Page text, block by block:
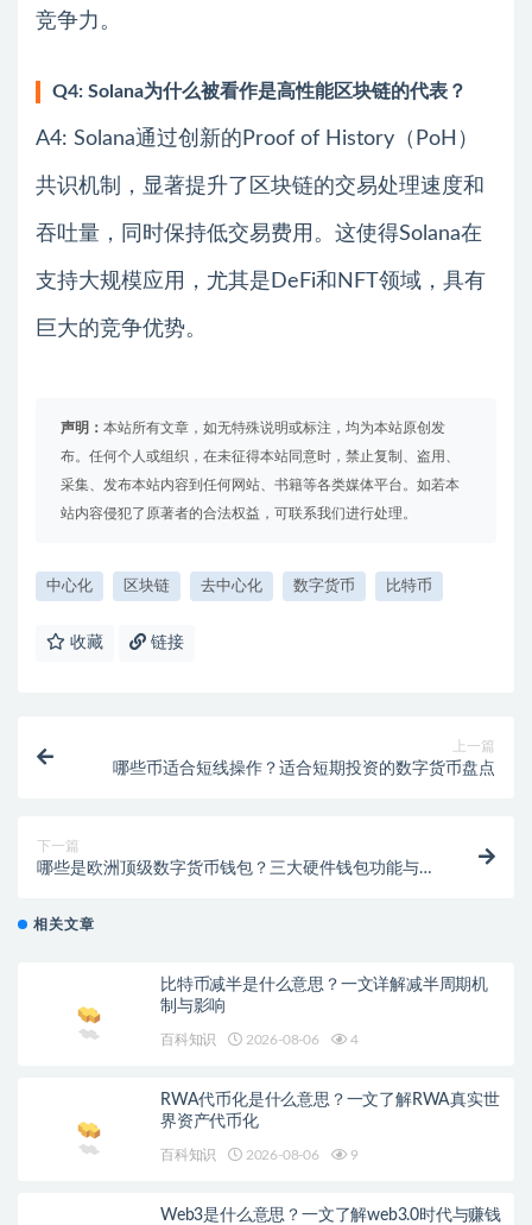
竞争力。
Q4: Solana为什么被看作是高性能区块链的代表？
A4: Solana通过创新的Proof of History（PoH）
共识机制，显著提升了区块链的交易处理速度和
吞吐量，同时保持低交易费用。这使得Solana在
支持大规模应用，尤其是DeFi和NFT领域，具有
巨大的竞争优势。
声明： 本站所有文章，如无特殊说明或标注，均为本站原创发
布。任何个人或组织，在未征得本站同意时，禁止复制、盗用、
采集、发布本站内容到任何网站、书籍等各类媒体平台。如若本
站内容侵犯了原著者的合法权益，可联系我们进行处理。
中心化 区块链 去中心化 数字货币 比特币
收藏 链接
上一篇
哪些币适合短线操作？适合短期投资的数字货币盘点
下一篇
哪些是欧洲顶级数字货币钱包？三大硬件钱包功能与安
相关文章
比特币减半是什么意思？一文详解减半周期机
制与影响
百科知识 2026-08-06 4
RWA代币化是什么意思？一文了解RWA真实世
界资产代币化
百科知识 2026-08-06 9
Web3是什么意思？一文了解web3.0时代与赚钱